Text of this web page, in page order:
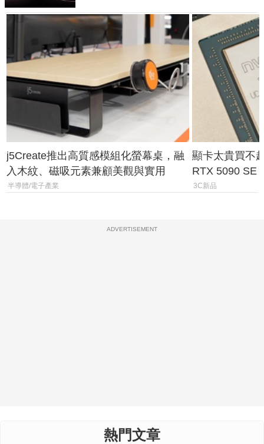
j5Create推出高質感模組化螢幕桌，融
入木紋、磁吸元素兼顧美觀與實用
半導體/電子產業
顯卡太貴買不
RTX 5090 SE
體
3C新品
ADVERTISEMENT
熱門文章